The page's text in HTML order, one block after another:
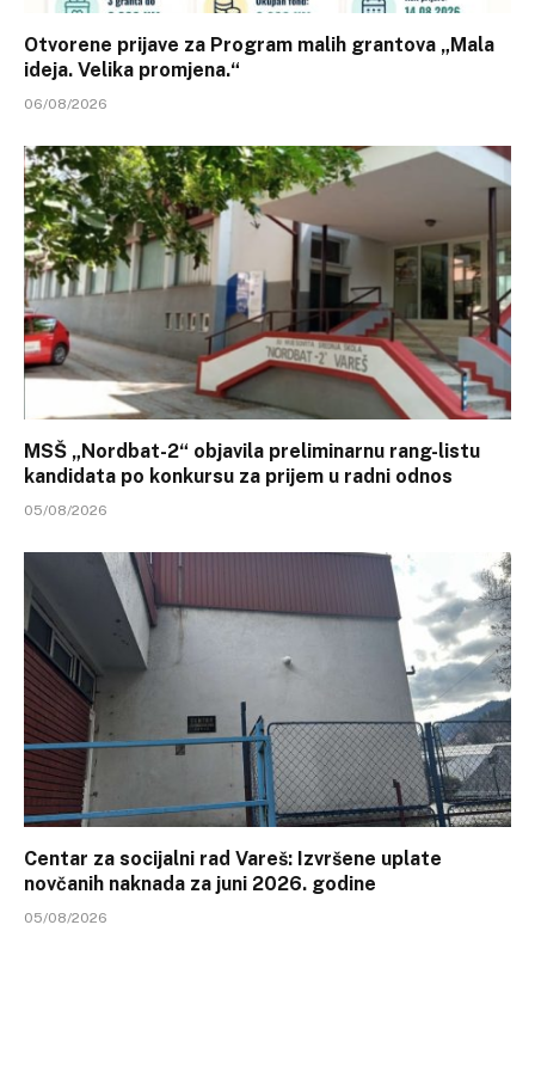
Otvorene prijave za Program malih grantova „Mala
ideja. Velika promjena.“
06/08/2026
MSŠ „Nordbat-2“ objavila preliminarnu rang-listu
kandidata po konkursu za prijem u radni odnos
05/08/2026
Centar za socijalni rad Vareš: Izvršene uplate
novčanih naknada za juni 2026. godine
05/08/2026